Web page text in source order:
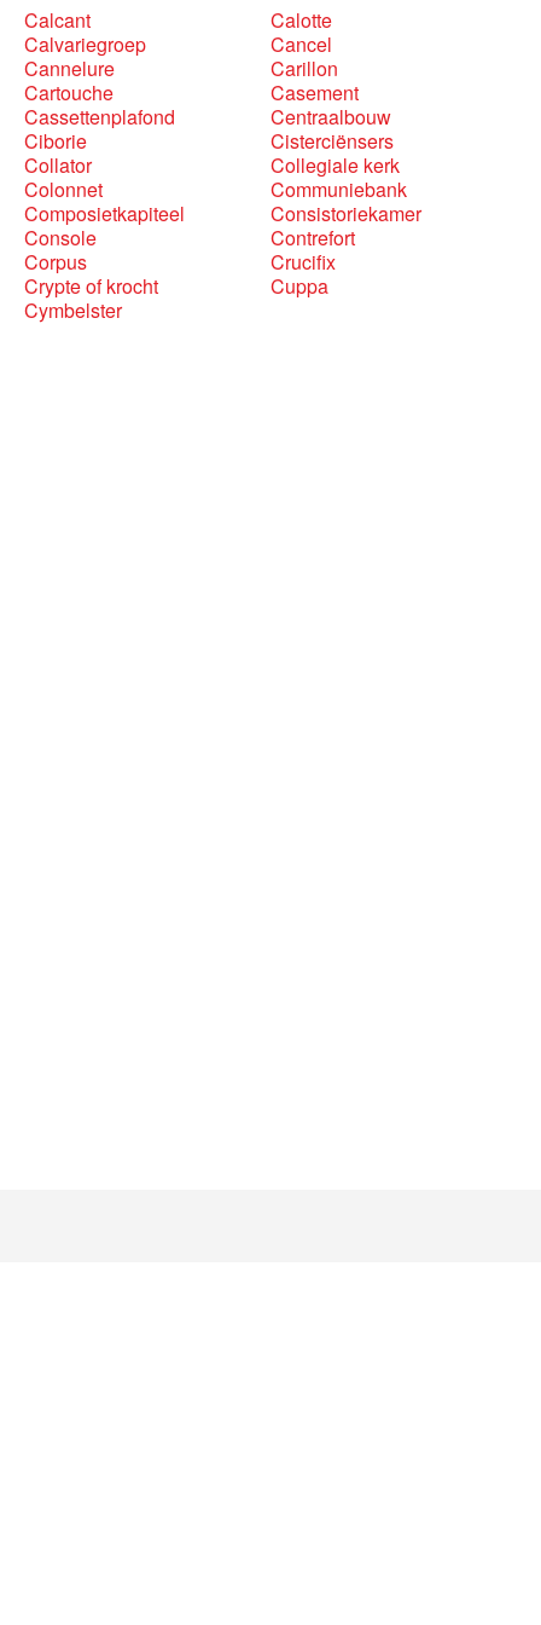
Calcant
Calotte
Calvariegroep
Cancel
Cannelure
Carillon
Cartouche
Casement
Cassettenplafond
Centraalbouw
Ciborie
Cisterciënsers
Collator
Collegiale kerk
Colonnet
Communiebank
Composietkapiteel
Consistoriekamer
Console
Contrefort
Corpus
Crucifix
Crypte of krocht
Cuppa
Cymbelster